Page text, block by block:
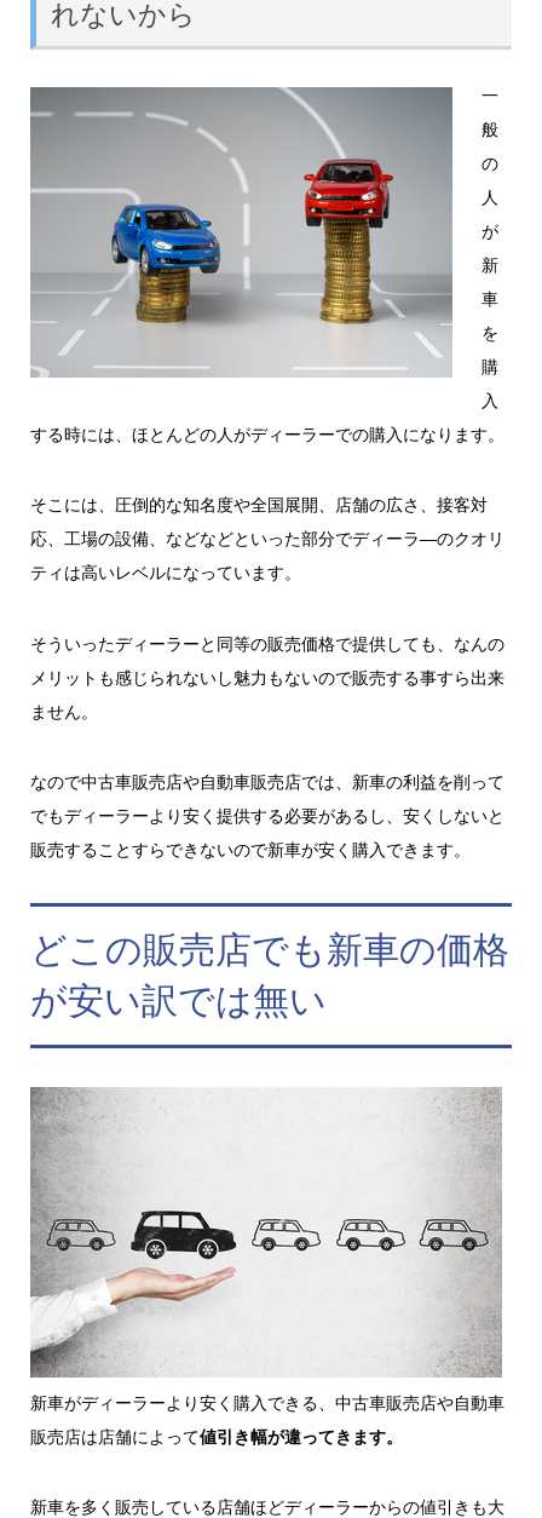
れないから
一
般
の
人
が
新
車
を
購
入
する時には、ほとんどの人がディーラーでの購入になります。
そこには、圧倒的な知名度や全国展開、店舗の広さ、接客対
応、工場の設備、などなどといった部分でディーラ―のクオリ
ティは高いレベルになっています。
そういったディーラーと同等の販売価格で提供しても、なんの
メリットも感じられないし魅力もないので販売する事すら出来
ません。
なので中古車販売店や自動車販売店では、 新車の利益を削って
でもディーラーより安く提供する必要がある し、安くしないと
販売することすらできないので新車が安く購入できます。
どこの販売店でも新車の価格
が安い訳では無い
新車がディーラーより安く購入できる、中古車販売店や自動車
販売店は店舗によって値引き幅が違ってきます。
新車を多く販売している店舗ほどディーラーからの値引きも大